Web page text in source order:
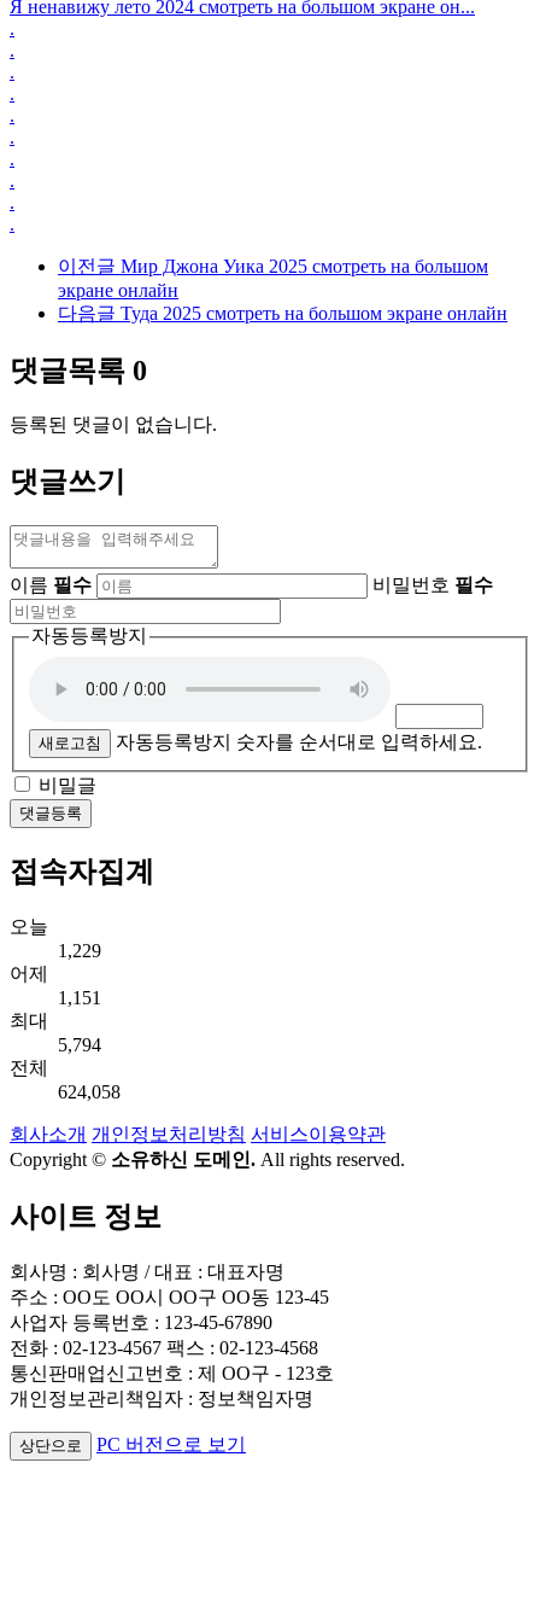
Я ненавижу лето 2024 смотреть на большом экране он...
.
.
.
.
.
.
.
.
.
.
이전글 Мир Джона Уика 2025 смотреть на большом
экране онлайн
다음글 Туда 2025 смотреть на большом экране онлайн
댓글목록 0
등록된 댓글이 없습니다.
댓글쓰기
이름 필수 비밀번호 필수
자동등록방지
새로고침 자동등록방지 숫자를 순서대로 입력하세요.
비밀글
댓글등록
접속자집계
오늘
1,229
어제
1,151
최대
5,794
전체
624,058
회사소개 개인정보처리방침 서비스이용약관
Copyright © 소유하신 도메인. All rights reserved.
사이트 정보
회사명 : 회사명 / 대표 : 대표자명
주소 : OO도 OO시 OO구 OO동 123-45
사업자 등록번호 : 123-45-67890
전화 : 02-123-4567 팩스 : 02-123-4568
통신판매업신고번호 : 제 OO구 - 123호
개인정보관리책임자 : 정보책임자명
상단으로 PC 버전으로 보기